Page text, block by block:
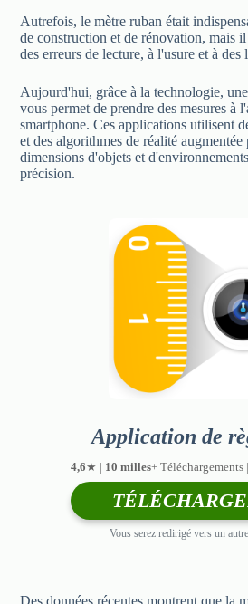
Autrefois, le mètre ruban était
de construction et de rénovation, mais
des erreurs de lecture, à l'usure et à
Aujourd'hui, grâce à la technologie,
vous permet de prendre des mesures à
smartphone. Ces applications utilisent
et des algorithmes de réalité
dimensions d'objets et
précision.
Application de
4,6★ | 10 milles+ Téléchargements |
Vous serez redirigé vers un
Des données récentes montrent que la